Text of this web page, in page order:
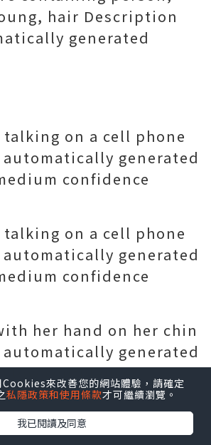
來改善您的網站體驗，請確定
私隱政策和使用條款才可繼續瀏覽。
我已閱讀及同意